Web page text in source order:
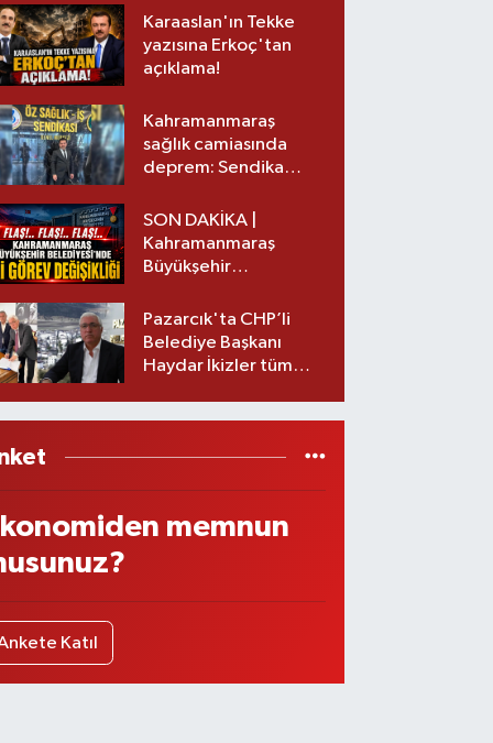
üst lige iki transfer!
Karaaslan'ın Tekke
yazısına Erkoç'tan
açıklama!
Kahramanmaraş
sağlık camiasında
deprem: Sendika
SON DAKİKA |
Kahramanmaraş
Büyükşehir
görev değişikliği!
Pazarcık'ta CHP’li
Belediye Başkanı
Haydar İkizler tüm
memnun
Katıl